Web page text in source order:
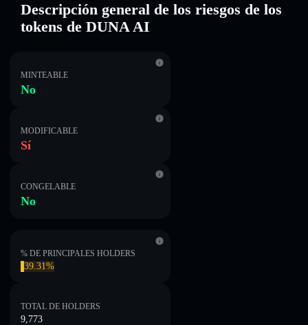
Descripción general de los riesgos de los
tokens de DUNA AI
MINTEABLE
No
MODIFICABLE
Sí
CONGELABLE
No
% DE PRINCIPALES HOLDERS
39.31%
TOTAL DE HOLDERS
9,773